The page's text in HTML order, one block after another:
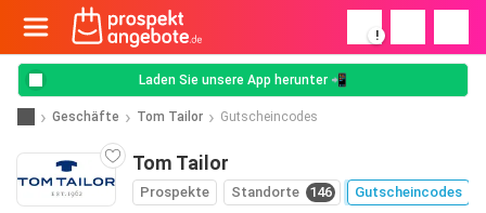
!
Laden Sie unsere App herunter 📲
Geschäfte Tom Tailor Gutscheincodes
Tom Tailor
Prospekte Standorte 146 Gutscheincodes